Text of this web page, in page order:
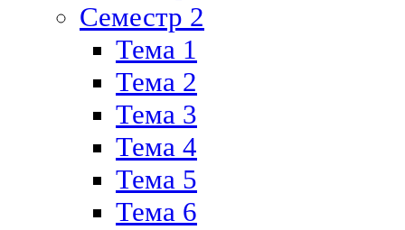
Семестр 2
Тема 1
Тема 2
Тема 3
Тема 4
Тема 5
Тема 6